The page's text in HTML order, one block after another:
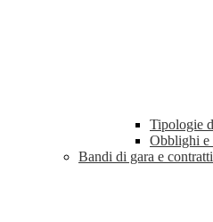
Tipologie
Obblighi e
Bandi di gara e contratti